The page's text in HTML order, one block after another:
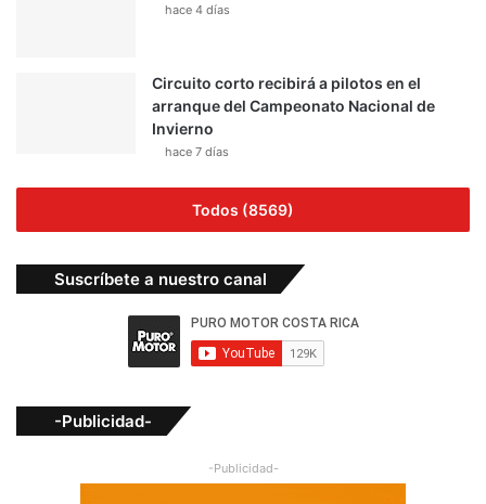
hace 4 días
Circuito corto recibirá a pilotos en el
arranque del Campeonato Nacional de
Invierno
hace 7 días
Todos (8569)
Suscríbete a nuestro canal
-Publicidad-
-Publicidad-